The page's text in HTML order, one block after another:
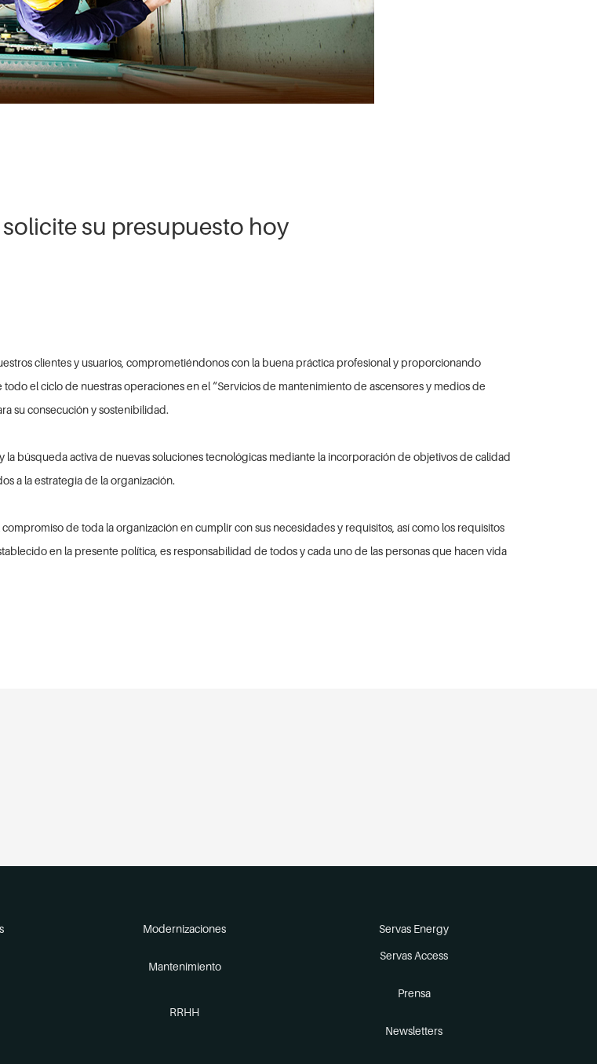
su presupuesto hoy
clientes y usuarios, comprometiéndonos con la buena práctica profesional y proporcionando
el ciclo de nuestras operaciones en el “Servicios de mantenimiento de ascensores y medios de
su consecución y sostenibilidad.
búsqueda activa de nuevas soluciones tecnológicas mediante la incorporación de objetivos de calidad
a la estrategia de la organización.
de toda la organización en cumplir con sus necesidades y requisitos, así como los requisitos
en la presente política, es responsabilidad de todos y cada uno de las personas que hacen vida
Modernizaciones
Mantenimiento
RRHH
Servas Energy
Servas Access
Prensa
Newsletters